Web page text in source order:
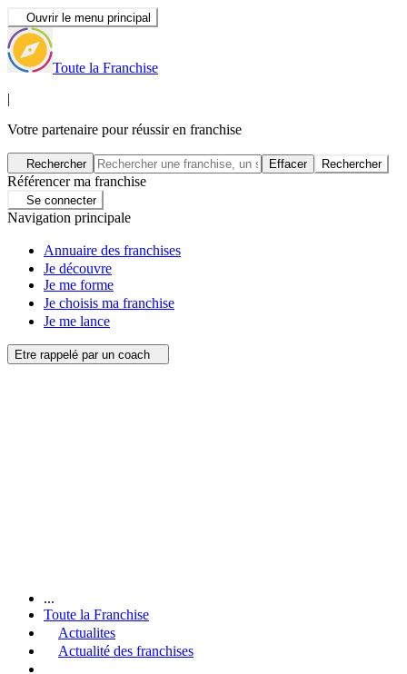
Ouvrir le menu principal
Toute la Franchise
|
Votre partenaire pour réussir en franchise
Rechercher Effacer Rechercher
Référencer ma franchise
Se connecter
Navigation principale
Annuaire des franchises
Je découvre
Je me forme
Je choisis ma franchise
Je me lance
Etre rappelé par un coach
...
Toute la Franchise
Actualites
Actualité des franchises